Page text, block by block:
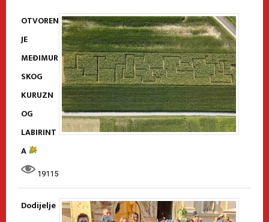
OTVOREN
JE
MEĐIMUR
SKOG
KURUZN
OG
LABIRINT
A
19115
Dodijelje